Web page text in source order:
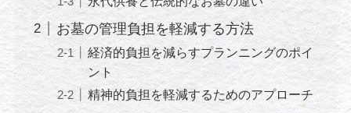
お墓の管理負担を軽減する方法
経済的負担を減らすプランニングのポイ
ント
精神的負担を軽減するためのアプローチ